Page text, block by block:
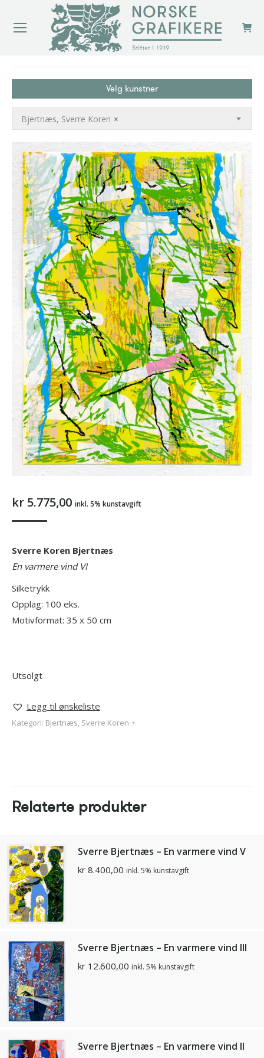
Velg kunstner
×
Bjertnæs, Sverre Koren
kr 5.775,00 inkl. 5% kunstavgift
Sverre Koren Bjertnæs
En varmere vind VI
Silketrykk
Opplag: 100 eks.
Motivformat: 35 x 50 cm
Utsolgt
Legg til ønskeliste
Kategori: Bjertnæs, Sverre Koren
Relaterte produkter
Sverre Bjertnæs – En varmere vind V
kr 8.400,00 inkl. 5% kunstavgift
Sverre Bjertnæs – En varmere vind III
kr 12.600,00 inkl. 5% kunstavgift
Sverre Bjertnæs – En varmere vind II